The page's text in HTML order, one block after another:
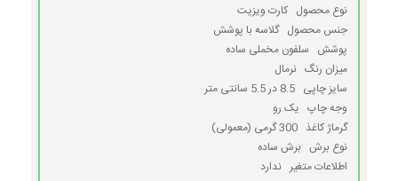
نوع محصول کارت ویزیت
جنس محصول گلاسه با پوشش
پوشش سلفون مخملی ساده
میزان رنگ نرمال
سایز چاپی 8.5 در 5.5 سانتی متر
وجه چاپ یک رو
گرماژ کاغذ 300 گرمی (معمولی)
نوع برش برش ساده
اطلاعات متغیر ندارد